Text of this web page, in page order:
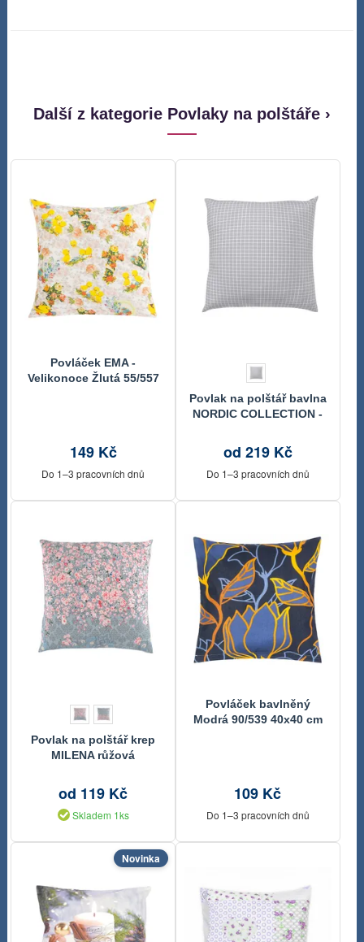
Další z kategorie Povlaky na polštáře ›
Povláček EMA -
Velikonoce Žlutá 55/557
149 Kč
Do 1–3 pracovních dnů
Povlak na polštář bavlna
NORDIC COLLECTION -
od 219 Kč
Do 1–3 pracovních dnů
Povlak na polštář krep
MILENA růžová
od 119 Kč
Skladem 1ks
Povláček bavlněný
Modrá 90/539 40x40 cm
109 Kč
Do 1–3 pracovních dnů
Novinka